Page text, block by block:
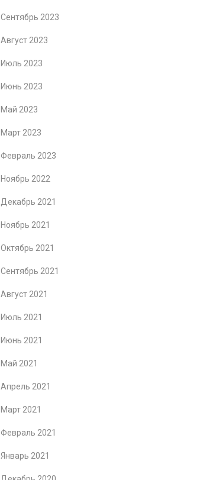
Сентябрь 2023
Август 2023
Июль 2023
Июнь 2023
Май 2023
Март 2023
Февраль 2023
Ноябрь 2022
Декабрь 2021
Ноябрь 2021
Октябрь 2021
Сентябрь 2021
Август 2021
Июль 2021
Июнь 2021
Май 2021
Апрель 2021
Март 2021
Февраль 2021
Январь 2021